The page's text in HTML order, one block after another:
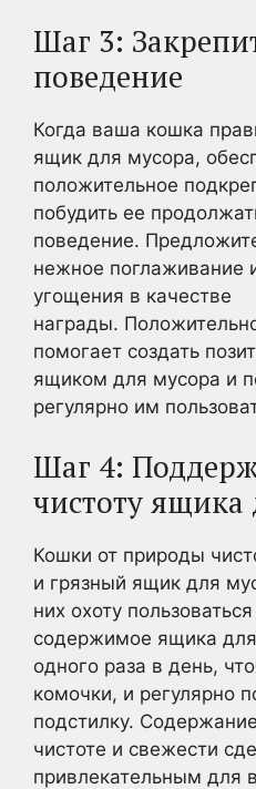
Шаг 3:
поведение
Когда ваша кошка
ящик для мусора,
положительное
побудить ее
поведение.
нежное поглаживание
угощения в качестве
награды.
помогает создать
ящиком для мусора и
регулярно им
Шаг 4:
чистоту ящика
Кошки от природы
и грязный ящик для
них охоту
содержимое ящика
одного раза в день,
комочки, и регулярно
подстилку.
чистоте и свежести
привлекательным для